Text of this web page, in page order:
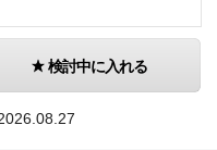
検討中に入れる